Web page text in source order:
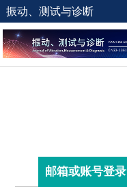
振动、测试与诊断
邮箱或账号登录